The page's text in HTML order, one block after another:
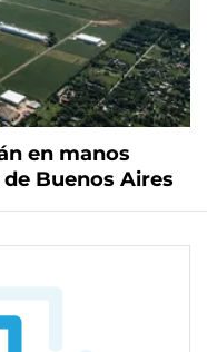
en manos
Buenos Aires